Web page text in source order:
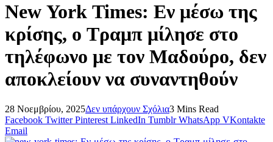
New York Times: Εν μέσω της
κρίσης, ο Τραμπ μίλησε στο
τηλέφωνο με τον Μαδούρο, δεν
αποκλείουν να συναντηθούν
28 Νοεμβρίου, 2025Δεν υπάρχουν Σχόλια3 Mins Read
Facebook Twitter Pinterest LinkedIn Tumblr WhatsApp VKontakte
Email